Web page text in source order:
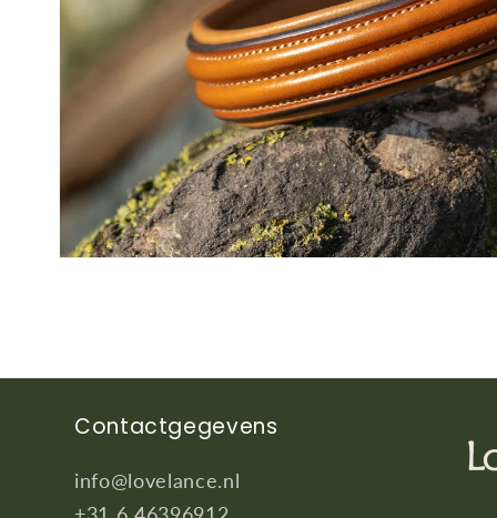
Contactgegevens
info@lovelance.nl